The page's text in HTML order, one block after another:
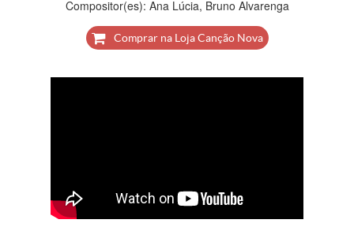
Compositor(es): Ana Lúcia, Bruno Alvarenga
Comprar na Loja Canção Nova